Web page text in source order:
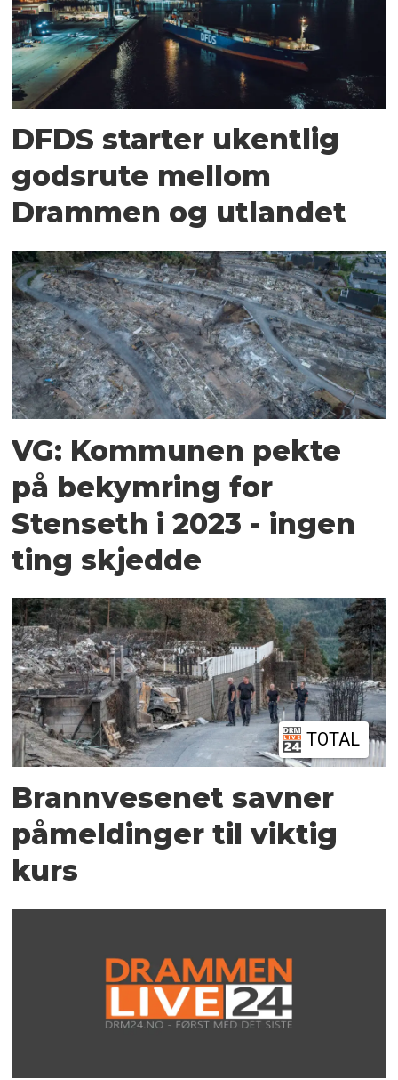
DFDS starter ukentlig
godsrute mellom
Drammen og utlandet
VG: Kommunen pekte
på bekymring for
Stenseth i 2023 - ingen
ting skjedde
TOTAL
Brannvesenet savner
påmeldinger til viktig
kurs